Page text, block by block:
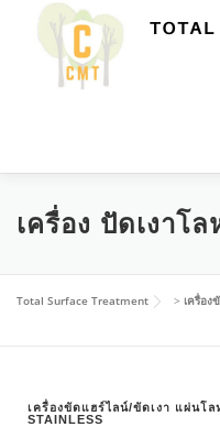
HOME เครื่องขัดเงา
ติดตั้งดูแลระบบบำบัดน้ำ
เครื่อง ปัดเงาโ
Total Surface Treatment > เครื่อง
เครื่องขัดแฮร์ไลน์/ขัดเงา แผ่นโ
STAINLESS